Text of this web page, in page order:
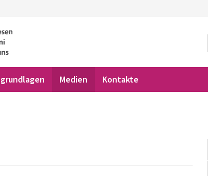
Medien Kontakte